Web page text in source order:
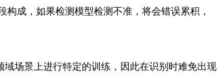
成，如果检测模型检测不准，将会错误累积，
场景上进行特定的训练，因此在识别时难免出现